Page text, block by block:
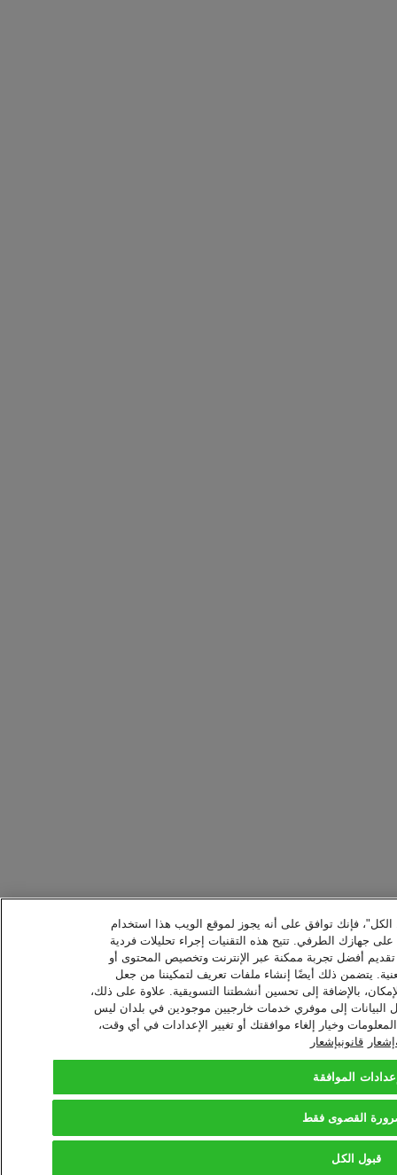
الكل"، فإنك توافق على أنه يجوز لموقع الويب هذا استخدام
على جهازك الطرفي. تتيح هذه التقنيات إجراء تحليلات فردية
تقديم أفضل تجربة ممكنة عبر الإنترنت وتخصيص المحتوى أو
يتضمن ذلك أيضًا إنشاء ملفات تعريف لتمكيننا من جعل
بالإضافة إلى تحسين أنشطتنا التسويقية. علاوة على ذلك،
البيانات إلى موفري خدمات خارجيين موجودين في بلدان ليس
وخيار إلغاء موافقتك أو تغيير الإعدادات في أي وقت،
قانونيإشعار
الموافقة
القصوى فقط
قبول الكل